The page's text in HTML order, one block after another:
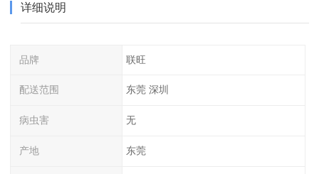
详细说明
品牌 联旺
配送范围 东莞 深圳
病虫害 无
产地 东莞